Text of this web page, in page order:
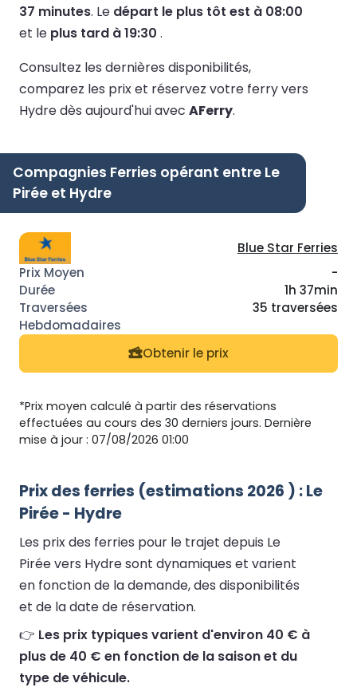
37 minutes. Le départ le plus tôt est à 08:00
et le plus tard à 19:30 .
Consultez les dernières disponibilités,
comparez les prix et réservez votre ferry vers
Hydre dès aujourd'hui avec AFerry.
Compagnies Ferries opérant entre Le
Pirée et Hydre
Blue Star Ferries
-
1h 37min
35 traversées
Obtenir le prix
*Prix moyen calculé à partir des réservations
effectuées au cours des 30 derniers jours. Dernière
mise à jour : 07/08/2026 01:00
Prix des ferries (estimations 2026 ) : Le
Pirée - Hydre
Les prix des ferries pour le trajet depuis Le
Pirée vers Hydre sont dynamiques et varient
en fonction de la demande, des disponibilités
et de la date de réservation.
👉 Les prix typiques varient d'environ 40 € à
plus de 40 € en fonction de la saison et du
type de véhicule.